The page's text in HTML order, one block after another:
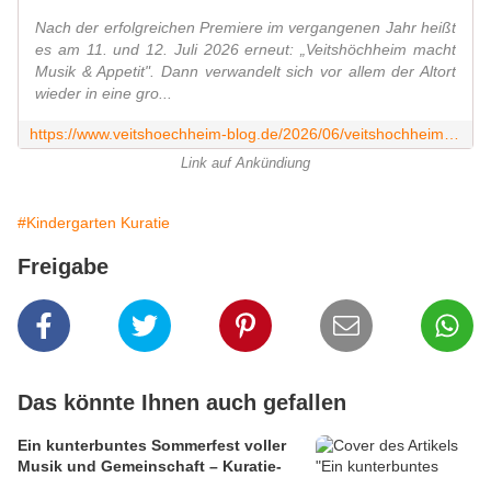
Nach der erfolgreichen Premiere im vergangenen Jahr heißt
es am 11. und 12. Juli 2026 erneut: „Veitshöchheim macht
Musik & Appetit". Dann verwandelt sich vor allem der Altort
wieder in eine gro...
Link auf Ankündiung
#Kindergarten Kuratie
Freigabe
Das könnte Ihnen auch gefallen
Ein kunterbuntes Sommerfest voller
Musik und Gemeinschaft – Kuratie-